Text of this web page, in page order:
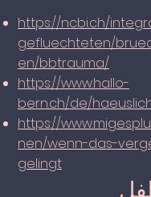
https://ncbi.ch/
gefluechteten/
en/bbtrauma/
https://www.hallo-
bern.ch/de/
https://
nen/wenn-das-
gelingt